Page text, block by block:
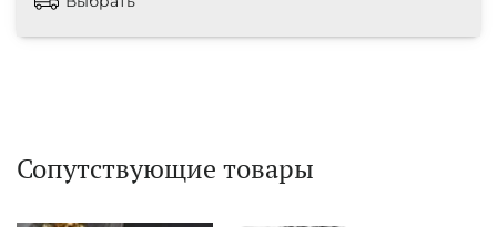
Сопутствующие товары